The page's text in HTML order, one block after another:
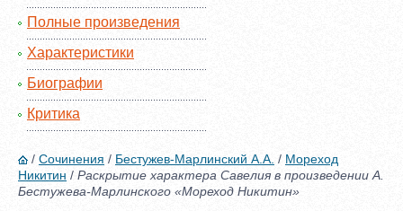
Полные произведения
Характеристики
Биографии
Критика
/ Сочинения / Бестужев-Марлинский А.А. / Мореход
Никитин / Раскрытие характера Савелия в произведении А.
Бестужева-Марлинского «Мореход Никитин»